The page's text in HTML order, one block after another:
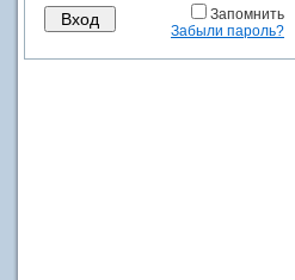
Запомнить
Забыли пароль?